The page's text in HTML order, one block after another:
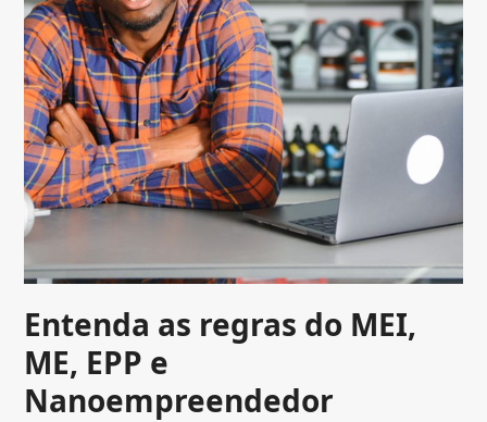
Entenda as regras do MEI,
ME, EPP e
Nanoempreendedor